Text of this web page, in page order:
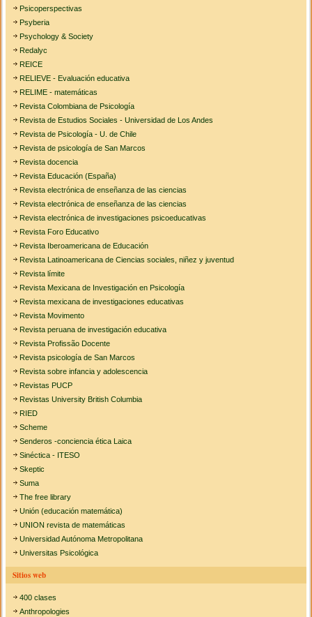
Psicoperspectivas
Psyberia
Psychology & Society
Redalyc
REICE
RELIEVE - Evaluación educativa
RELIME - matemáticas
Revista Colombiana de Psicología
Revista de Estudios Sociales - Universidad de Los Andes
Revista de Psicología - U. de Chile
Revista de psicología de San Marcos
Revista docencia
Revista Educación (España)
Revista electrónica de enseñanza de las ciencias
Revista electrónica de enseñanza de las ciencias
Revista electrónica de investigaciones psicoeducativas
Revista Foro Educativo
Revista Iberoamericana de Educación
Revista Latinoamericana de Ciencias sociales, niñez y juventud
Revista límite
Revista Mexicana de Investigación en Psicología
Revista mexicana de investigaciones educativas
Revista Movimento
Revista peruana de investigación educativa
Revista Profissão Docente
Revista psicología de San Marcos
Revista sobre infancia y adolescencia
Revistas PUCP
Revistas University British Columbia
RIED
Scheme
Senderos -conciencia ética Laica
Sinéctica - ITESO
Skeptic
Suma
The free library
Unión (educación matemática)
UNION revista de matemáticas
Universidad Autónoma Metropolitana
Universitas Psicológica
Sitios web
400 clases
Anthropologies